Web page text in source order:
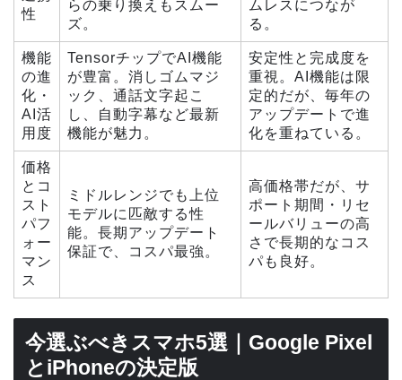
性
らの乗り換えもスムー
ズ。
ムレスにつなが
る。
機能
の進
化・
AI活
用度
TensorチップでAI機能
が豊富。消しゴムマジ
ック、通話文字起こ
し、自動字幕など最新
機能が魅力。
安定性と完成度を
重視。AI機能は限
定的だが、毎年の
アップデートで進
化を重ねている。
価格
とコ
スト
パフ
ォー
マン
ス
ミドルレンジでも上位
モデルに匹敵する性
能。長期アップデート
保証で、コスパ最強。
高価格帯だが、サ
ポート期間・リセ
ールバリューの高
さで長期的なコス
パも良好。
今選ぶべきスマホ5選｜Google Pixel
とiPhoneの決定版